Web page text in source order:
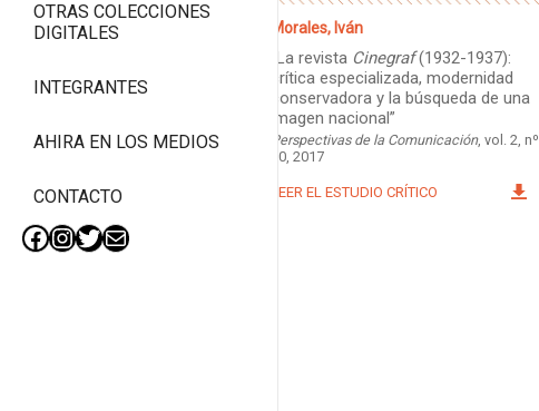
OTRAS COLECCIONES
DIGITALES
INTEGRANTES
AHIRA EN LOS MEDIOS
CONTACTO
Facebook
Instagram
Twitter
Mail
Morales, Iván
“La revista Cinegraf(1932-1937):
crítica especializada, modernidad
conservadora y la búsqueda de una
imagen nacional”
Perspectivas de la Comunicación, vol. 2, nº
10, 2017
LEER EL ESTUDIO CRÍTICO